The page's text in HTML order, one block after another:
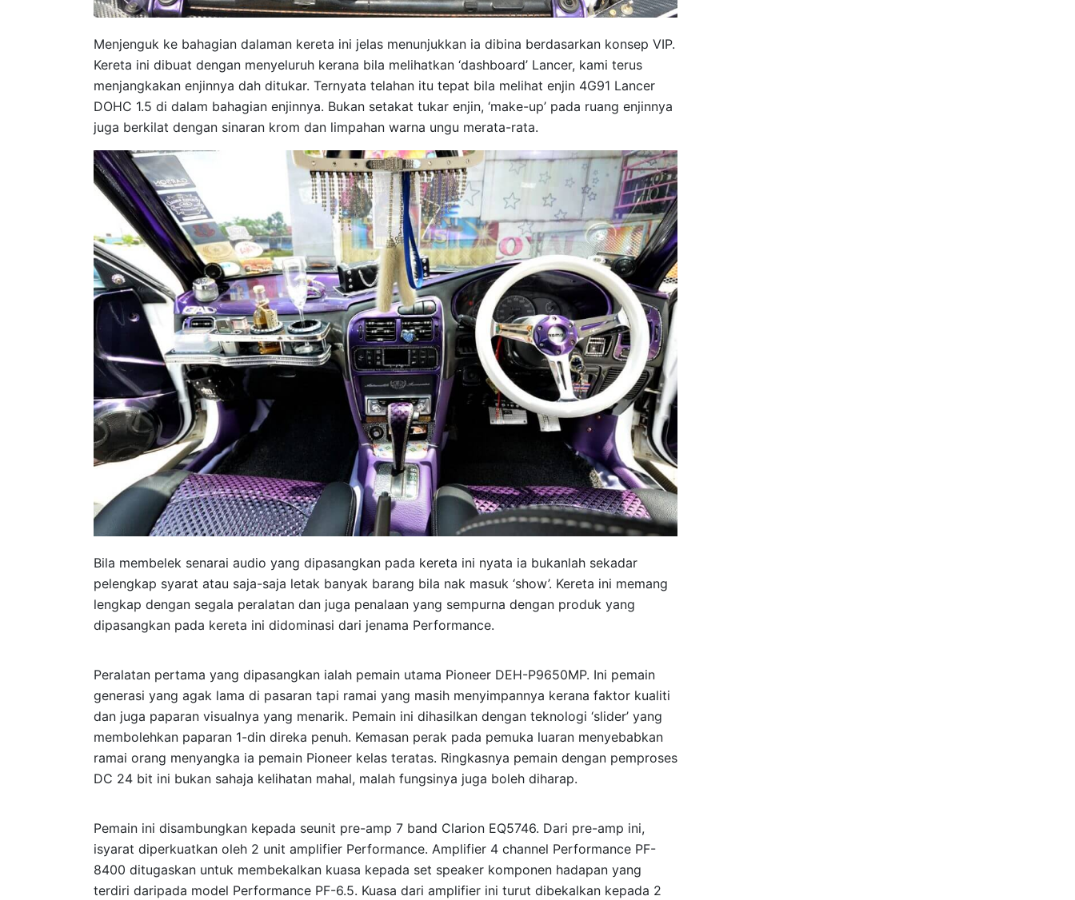
Menjenguk ke bahagian dalaman kereta ini jelas menunjukkan ia dibina berdasarkan konsep VIP.
Kereta ini dibuat dengan menyeluruh kerana bila melihatkan ‘dashboard’ Lancer, kami terus
menjangkakan enjinnya dah ditukar. Ternyata telahan itu tepat bila melihat enjin 4G91 Lancer
DOHC 1.5 di dalam bahagian enjinnya. Bukan setakat tukar enjin, ‘make-up’ pada ruang enjinnya
juga berkilat dengan sinaran krom dan limpahan warna ungu merata-rata.
Bila membelek senarai audio yang dipasangkan pada kereta ini nyata ia bukanlah sekadar
pelengkap syarat atau saja-saja letak banyak barang bila nak masuk ‘show’. Kereta ini memang
lengkap dengan segala peralatan dan juga penalaan yang sempurna dengan produk yang
dipasangkan pada kereta ini didominasi dari jenama Performance.
Peralatan pertama yang dipasangkan ialah pemain utama Pioneer DEH-P9650MP. Ini pemain
generasi yang agak lama di pasaran tapi ramai yang masih menyimpannya kerana faktor kualiti
dan juga paparan visualnya yang menarik. Pemain ini dihasilkan dengan teknologi ‘slider’ yang
membolehkan paparan 1-din direka penuh. Kemasan perak pada pemuka luaran menyebabkan
ramai orang menyangka ia pemain Pioneer kelas teratas. Ringkasnya pemain dengan pemproses
DC 24 bit ini bukan sahaja kelihatan mahal, malah fungsinya juga boleh diharap.
Pemain ini disambungkan kepada seunit pre-amp 7 band Clarion EQ5746. Dari pre-amp ini,
isyarat diperkuatkan oleh 2 unit amplifier Performance. Amplifier 4 channel Performance PF-
8400 ditugaskan untuk membekalkan kuasa kepada set speaker komponen hadapan yang
terdiri daripada model Performance PF-6.5. Kuasa dari amplifier ini turut dibekalkan kepada 2